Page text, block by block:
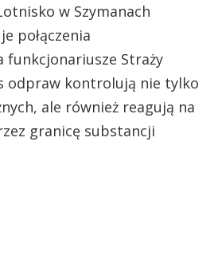
w Szymanach
połączenia
funkcjonariusze Straży
odpraw kontrolują nie tylko
ale również reagują na
granicę substancji